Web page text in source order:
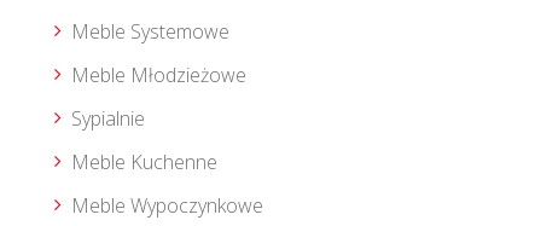
Meble Systemowe
Meble Młodzieżowe
Sypialnie
Meble Kuchenne
Meble Wypoczynkowe